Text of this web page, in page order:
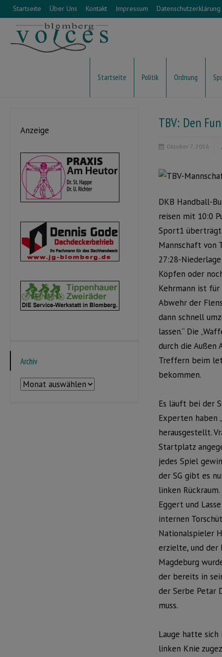
Startseite Über Uns Kontakt Impressum Datenschutzerklärung
Startseite Politik Ordnung
TBV: Den
Oktober 7, 2016
DKB Handball-
reisen mit 10:0
Sport1 überträgt
Mannschaft von
27:28-
Köpfen oder
Kehrmann ist
Abwehr der
dann schnell
lassen.“ Die
durch die Außen
Treffern beim
bekommen.
Es läuft bei der
Experten haben
herausgestellt.
Startplatz
jedes Spiel
der SG gibt es
linken
Eggert und
internen
Nationalspieler
erzielte, und der
Magdeburg
der bereits in
der Serbe Petar
muss.
Lauge hatte sich
linken Knie
Anzeige
Archiv
Archiv